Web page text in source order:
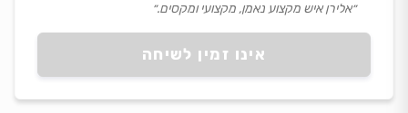
אינו זמין לשיחה
״אלירן איש מקצוע נאמן, מקצועי ומקסים.״